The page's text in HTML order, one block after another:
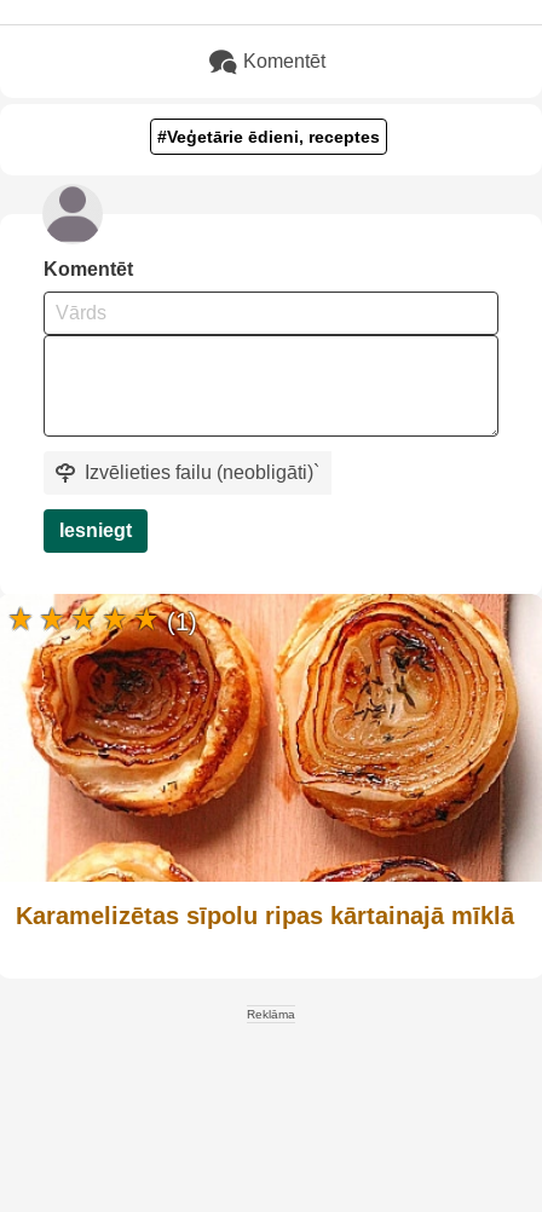
Komentēt
#Veģetārie ēdieni, receptes
Komentēt
Izvēlieties failu (neobligāti)`
Iesniegt
Karamelizētas sīpolu ripas kārtainajā mīklā
(1)
Reklāma